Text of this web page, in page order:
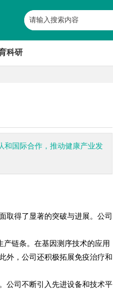
科研
和国际合作，推动健康产业发
取得了显著的突破与进展。公司
产链条。在基因测序技术的应用
外，公司还积极拓展免疫治疗和
公司不断引入先进设备和技术平